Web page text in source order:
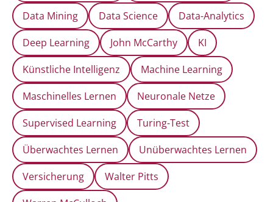
Data Mining
Data Science
Data-Analytics
Deep Learning
John McCarthy
KI
Künstliche Intelligenz
Machine Learning
Maschinelles Lernen
Neuronale Netze
Supervised Learning
Turing-Test
Überwachtes Lernen
Unüberwachtes Lernen
Versicherung
Walter Pitts